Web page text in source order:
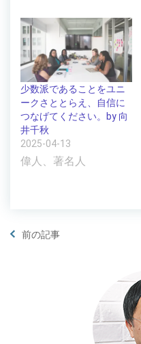
少数派であることをユニ
ークさととらえ、自信に
つなげてください。by 向
井千秋
2025-04-13
偉人、著名人
前の記事